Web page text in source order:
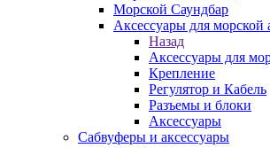
Морской Cаундбар
Аксессуары для морской
Назад
Аксессуары для
Крепление
Регулятор и Кабель
Разъемы и блоки
Аксессуары
Сабвуферы и аксессуары